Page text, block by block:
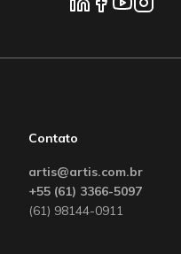
Contato
artis@artis.com.br
+55 (61) 3366-5097
(61) 98144-0911